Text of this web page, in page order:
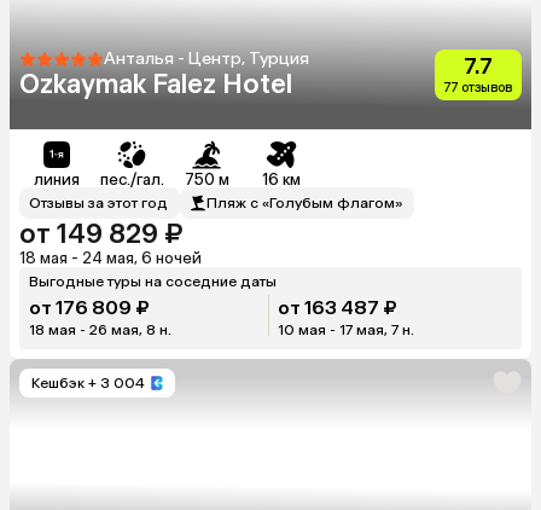
Анталья - Центр, Турция
Ozkaymak Falez Hotel
7.7
77 отзывов
линия пес./гал. 750 м 16 км
Отзывы за этот год Пляж с «Голубым флагом»
от 149 829 ₽
18 мая - 24 мая, 6 ночей
Выгодные туры на соседние даты
от 176 809 ₽
18 мая - 26 мая, 8 н.
от 163 487 ₽
10 мая - 17 мая, 7 н.
Кешбэк + 3 004